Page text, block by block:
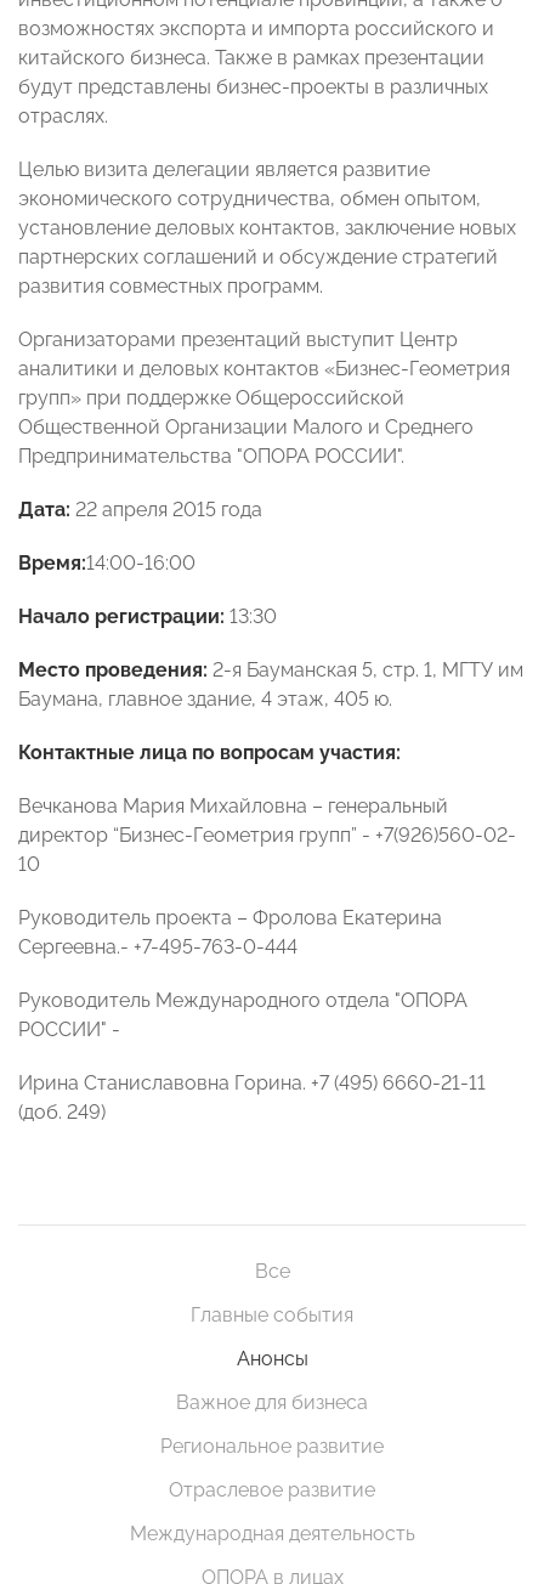
возможностях экспорта и импорта российского и
китайского бизнеса. Также в рамках презентации
будут представлены бизнес-проекты в различных
отраслях.
Целью визита делегации является развитие
экономического сотрудничества, обмен опытом,
установление деловых контактов, заключение новых
партнерских соглашений и обсуждение стратегий
развития совместных программ.
Организаторами презентаций выступит Центр
аналитики и деловых контактов «Бизнес-Геометрия
групп» при поддержке Общероссийской
Общественной Организации Малого и Среднего
Предпринимательства "ОПОРА РОССИИ".
Дата: 22 апреля 2015 года
Время:14:00-16:00
Начало регистрации: 13:30
Место проведения: 2-я Бауманская 5, стр. 1, МГТУ им
Баумана, главное здание, 4 этаж, 405 ю.
Контактные лица по вопросам участия:
Вечканова Мария Михайловна – генеральный
директор “Бизнес-Геометрия групп” - +7(926)560-02-
10
Руководитель проекта – Фролова Екатерина
Сергеевна.- +7-495-763-0-444
Руководитель Международного отдела "ОПОРА
РОССИИ" -
Ирина Станиславовна Горина. +7 (495) 6660-21-11
(доб. 249)
Все
Главные события
Анонсы
Важное для бизнеса
Региональное развитие
Отраслевое развитие
Международная деятельность
ОПОРА в лицах